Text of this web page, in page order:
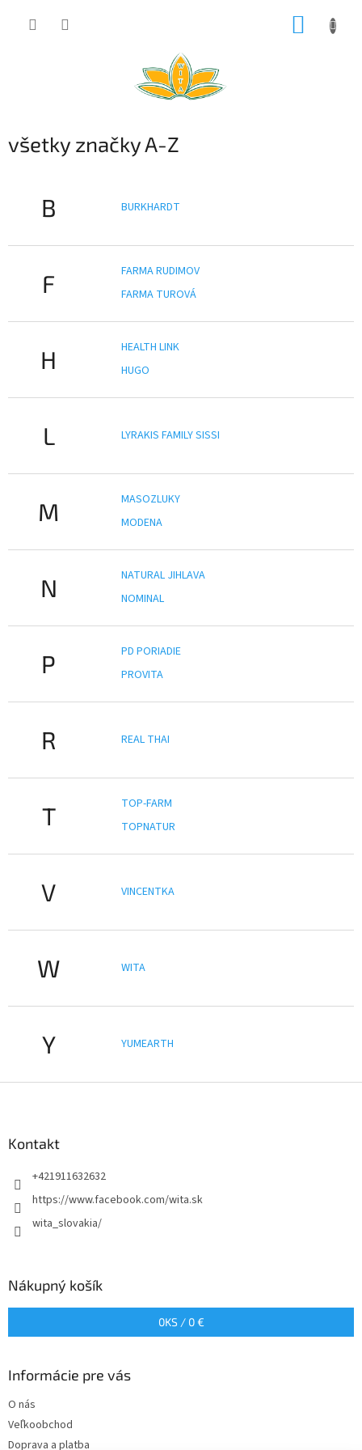
všetky značky A-Z
B BURKHARDT
F
FARMA RUDIMOV
FARMA TUROVÁ
H
HEALTH LINK
HUGO
L LYRAKIS FAMILY SISSI
M
MASOZLUKY
MODENA
N
NATURAL JIHLAVA
NOMINAL
P
PD PORIADIE
PROVITA
R REAL THAI
T
TOP-FARM
TOPNATUR
V VINCENTKA
W WITA
Y YUMEARTH
Kontakt
+421911632632
https://www.facebook.com/wita.sk
wita_slovakia/
Nákupný košík
0KS / 0 €
Informácie pre vás
O nás
Veľkoobchod
Doprava a platba